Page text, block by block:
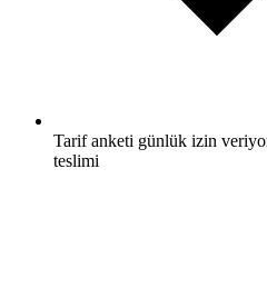
Tarif anketi günlük izin
teslimi